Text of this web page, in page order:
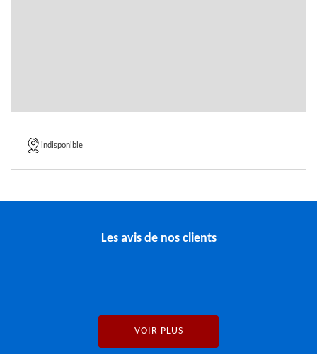
indisponible
Les avis de nos clients
VOIR PLUS